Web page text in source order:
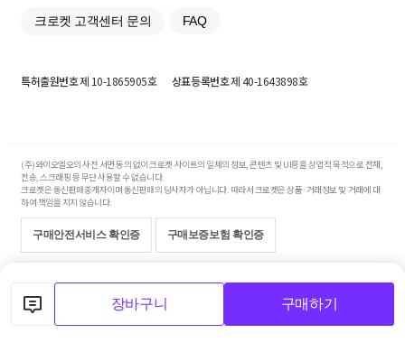
장바구니 구매하기
크로켓 고객센터 문의 FAQ
특허출원번호제 10-1865905호 상표등록번호제 40-1643898호
(주)와이오엘오의 사전 서면 동의 없이 크로켓 사이트의 일체의 정보, 콘텐츠 및 UI등을 상업적 목적으로 전재,
전송, 스크래핑 등 무단 사용할 수 없습니다.
크로켓은 통신판매중개자이며 통신판매의 당사자가 아닙니다. 따라서 크로켓은 상품·거래정보 및 거래에 대
하여 책임을 지지 않습니다.
구매안전서비스 확인증 구매보증보험 확인증